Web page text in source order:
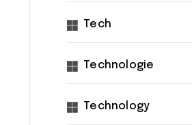
Tech
Technologie
Technology